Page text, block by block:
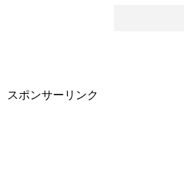
スポンサーリンク